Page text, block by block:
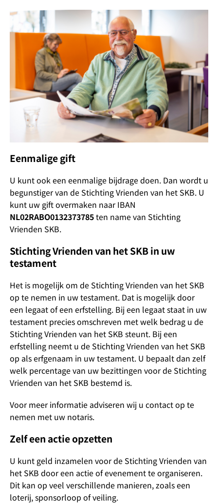
Eenmalige gift
U kunt ook een eenmalige bijdrage doen. Dan wordt u
begunstiger van de Stichting Vrienden van het SKB. U
kunt uw gift overmaken naar IBAN
NL02RABO0132373785ten name van Stichting
Vrienden SKB.
Stichting Vrienden van het SKB in uw
testament
Het is mogelijk om de Stichting Vrienden van het SKB
op te nemen in uw testament. Dat is mogelijk door
een legaat of een erfstelling. Bij een legaat staat in uw
testament precies omschreven met welk bedrag u de
Stichting Vrienden van het SKB steunt. Bij een
erfstelling neemt u de Stichting Vrienden van het SKB
op als erfgenaam in uw testament. U bepaalt dan zelf
welk percentage van uw bezittingen voor de Stichting
Vrienden van het SKB bestemd is.
Voor meer informatie adviseren wij u contact op te
nemen met uw notaris.
Zelf een actie opzetten
U kunt geld inzamelen voor de Stichting Vrienden van
het SKB door een actie of evenement te organiseren.
Dit kan op veel verschillende manieren, zoals een
loterij, sponsorloop of veiling.